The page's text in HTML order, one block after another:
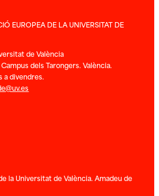
EUROPEA DE LA UNIVERSITAT DE
de València
dels Tarongers. València.
a divendres.
la Universitat de València. Amadeu de